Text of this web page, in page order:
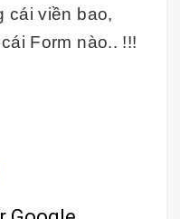
cái viền bao,
Form nào.. !!!